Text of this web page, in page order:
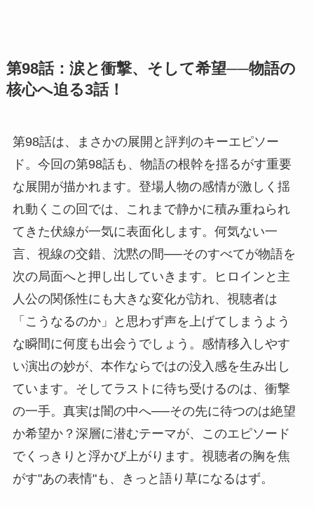
第98話：涙と衝撃、そして希望──物語の
核心へ迫る3話！
第98話は、まさかの展開と評判のキーエピソー
ド。今回の第98話も、物語の根幹を揺るがす重要
な展開が描かれます。登場人物の感情が激しく揺
れ動くこの回では、これまで静かに積み重ねられ
てきた伏線が一気に表面化します。何気ない一
言、視線の交錯、沈黙の間──そのすべてが物語を
次の局面へと押し出していきます。ヒロインと主
人公の関係性にも大きな変化が訪れ、視聴者は
「こうなるのか」と思わず声を上げてしまうよう
な瞬間に何度も出会うでしょう。感情移入しやす
い演出の妙が、本作ならではの没入感を生み出し
ています。そしてラストに待ち受けるのは、衝撃
の一手。真実は闇の中へ──その先に待つのは絶望
か希望か？深層に潜むテーマが、このエピソード
でくっきりと浮かび上がります。視聴者の胸を焦
がす"あの表情"も、きっと語り草になるはず。